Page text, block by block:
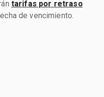
tarifas por retraso
de vencimiento.